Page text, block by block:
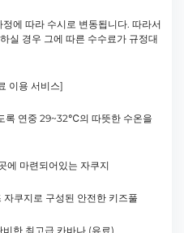
에 따라 수시로 변동됩니다. 따라서
실 경우 그에 따른 수수료가 규정대
이용 서비스]
록 연중 29~32℃의 따뜻한 수온을
마련되어있는 자쿠지
쿠지로 구성된 안전한 키즈풀
한 최고급 카바나 (유료)